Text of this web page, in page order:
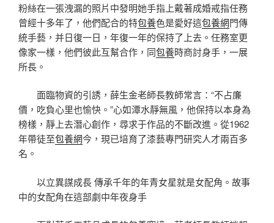
粉絲在一張洩漏的照片中發明她手指上戴著成婚戒指任務
曾經十多年了，他們配合的特包養色是愛好這包養網門傳
統手藝，并日復一日，年復一年的保持了上去。任務室更
像家一樣，他們彼此互幫合作，同包養時商討身手，一展
所長。
面臨物資的引誘，薛生金老師長教師常言：“不占廉
價，吃負心里也愉快。”心如潭水靜無風，他保持以本身為
榜樣，靜上去潛心創作，尋求于作品的不斷改進。從1962
年帶徒至包養網今，現已培育了漆藝專門研究人才兩百多
名。
以立異謀成長 傳承千年的年青女星就是女配角。故事
中的女配角在這部劇中年夜身手